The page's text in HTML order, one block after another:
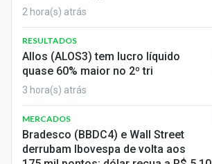
2 hora(s) atrás
RESULTADOS
Allos (ALOS3) tem lucro líquido
quase 60% maior no 2º tri
3 hora(s) atrás
MERCADOS
Bradesco (BBDC4) e Wall Street
derrubam Ibovespa de volta aos